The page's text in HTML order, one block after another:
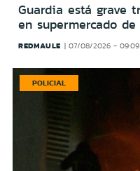
Guardia está grave
en supermercado de
REDMAULE 07/08/2026 - 09:09
POLICIAL